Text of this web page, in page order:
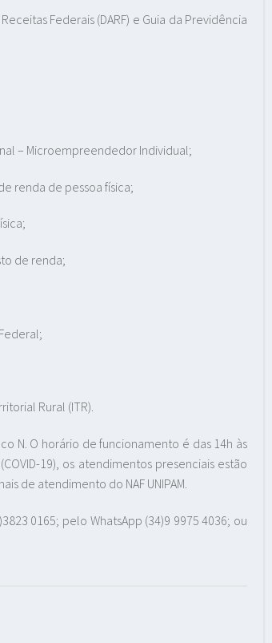
Federais (DARF) e Guia da Previdência
– Microempreendedor Individual;
renda de pessoa física;
de renda;
Rural (ITR).
N. O horário de funcionamento é das 14h às
19), os atendimentos presenciais estão
de atendimento do NAF UNIPAM.
0165; pelo WhatsApp (34)9 9975 4036; ou